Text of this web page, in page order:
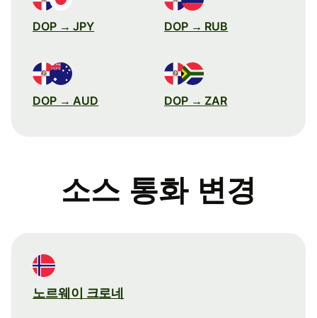
DOP → JPY DOP → RUB
DOP → AUD DOP → ZAR
소스 통화 변경
노르웨이 크로네